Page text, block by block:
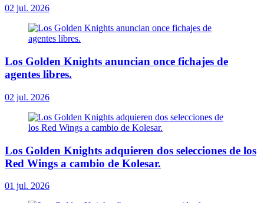
02 jul. 2026
Los Golden Knights anuncian once fichajes de
agentes libres.
02 jul. 2026
Los Golden Knights adquieren dos selecciones de los
Red Wings a cambio de Kolesar.
01 jul. 2026